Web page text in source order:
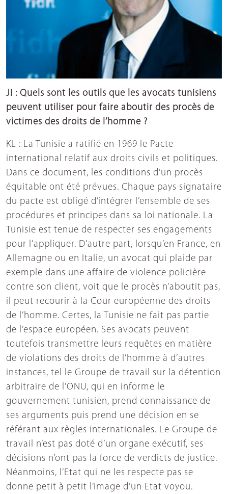
JI : Quels sont les outils que les avocats tunisiens
peuvent utiliser pour faire aboutir des procès de
victimes des droits de l’homme ?
KL : La Tunisie a ratifié en 1969 le Pacte
international relatif aux droits civils et politiques.
Dans ce document, les conditions d’un procès
équitable ont été prévues. Chaque pays signataire
du pacte est obligé d’intégrer l’ensemble de ses
procédures et principes dans sa loi nationale. La
Tunisie est tenue de respecter ses engagements
pour l’appliquer. D’autre part, lorsqu’en France, en
Allemagne ou en Italie, un avocat qui plaide par
exemple dans une affaire de violence policière
contre son client, voit que le procès n’aboutit pas,
il peut recourir à la Cour européenne des droits
de l’homme. Certes, la Tunisie ne fait pas partie
de l’espace européen. Ses avocats peuvent
toutefois transmettre leurs requêtes en matière
de violations des droits de l’homme à d’autres
instances, tel le Groupe de travail sur la détention
arbitraire de l’ONU, qui en informe le
gouvernement tunisien, prend connaissance de
ses arguments puis prend une décision en se
référant aux règles internationales. Le Groupe de
travail n’est pas doté d’un organe exécutif, ses
décisions n’ont pas la force de verdicts de justice.
Néanmoins, l’Etat qui ne les respecte pas se
donne petit à petit l’image d’un Etat voyou.